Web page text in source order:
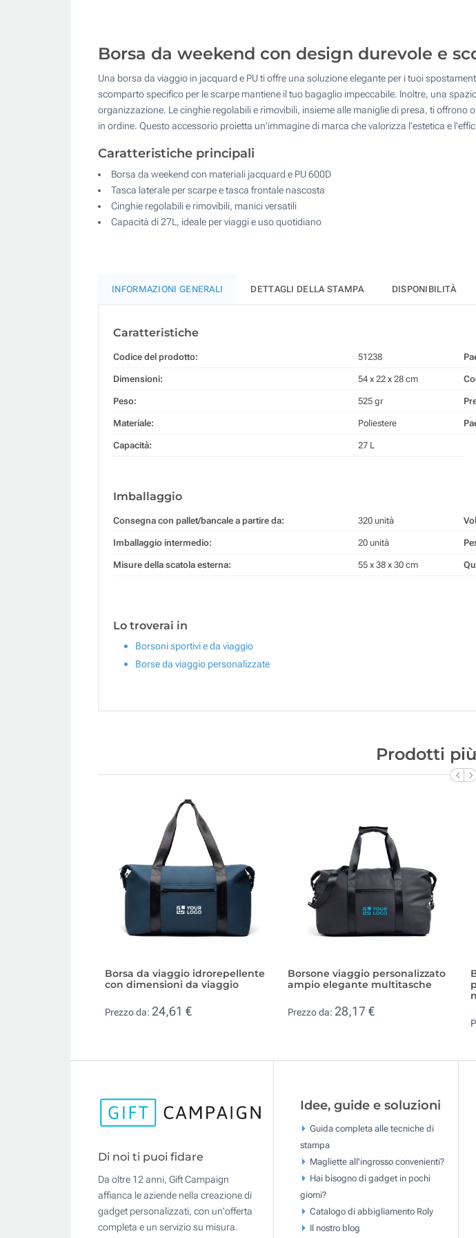
Quantità
Borsa da weekend con design durevole e
Una borsa da viaggio in jacquard e PU ti offre una soluzione elegante per i tuoi
scomparto specifico per le scarpe mantiene il tuo bagaglio impeccabile. Inoltre, una
organizzazione. Le cinghie regolabili e rimovibili, insieme alle maniglie di presa, ti
in ordine. Questo accessorio proietta un'immagine di marca che valorizza l'estetica e
Caratteristiche principali
Borsa da weekend con materiali jacquard e PU 600D
Tasca laterale per scarpe e tasca frontale nascosta
Cinghie regolabili e rimovibili, manici versatili
Capacità di 27L, ideale per viaggi e uso quotidiano
INFORMAZIONI GENERALI DETTAGLI DELLA STAMPA DISPONIBILITÀ
Caratteristiche
Codice del prodotto: 51238
Dimensioni: 54 x 22 x 28 cm
Peso: 525 gr
Materiale: Poliestere
Capacità: 27 L
Imballaggio
Consegna con pallet/bancale a partire da: 320 unità
Imballaggio intermedio: 20 unità
Misure della scatola esterna: 55 x 38 x 30 cm
Lo troverai in
Borsoni sportivi e da viaggio
Borse da viaggio personalizzate
Prodotti
Borsa da viaggio idrorepellente
con dimensioni da viaggio
Prezzo da: 24,61 €
Borsone viaggio personalizzato
ampio elegante multitasche
Prezzo da: 28,17 €
Di noi ti puoi fidare
Da oltre 12 anni, Gift Campaign
affianca le aziende nella creazione di
gadget personalizzati, con un'offerta
completa e un servizio su misura.
Idee, guide e soluzioni
Guida completa alle tecniche di
stampa
Magliette all'ingrosso convenienti?
Hai bisogno di gadget in pochi
giorni?
Catalogo di abbigliamento Roly
Il nostro blog